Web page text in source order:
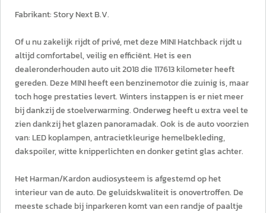
Fabrikant: Story Next B.V.
Of u nu zakelijk rijdt of privé, met deze MINI Hatchback rijdt u
altijd comfortabel, veilig en efficiënt. Het is een
dealeronderhouden auto uit 2018 die 117613 kilometer heeft
gereden. Deze MINI heeft een benzinemotor die zuinig is, maar
toch hoge prestaties levert. Winters instappen is er niet meer
bij dankzij de stoelverwarming. Onderweg heeft u extra veel te
zien dankzij het glazen panoramadak. Ook is de auto voorzien
van: LED koplampen, antracietkleurige hemelbekleding,
dakspoiler, witte knipperlichten en donker getint glas achter.
Het Harman/Kardon audiosysteem is afgestemd op het
interieur van de auto. De geluidskwaliteit is onovertroffen. De
meeste schade bij inparkeren komt van een randje of paaltje